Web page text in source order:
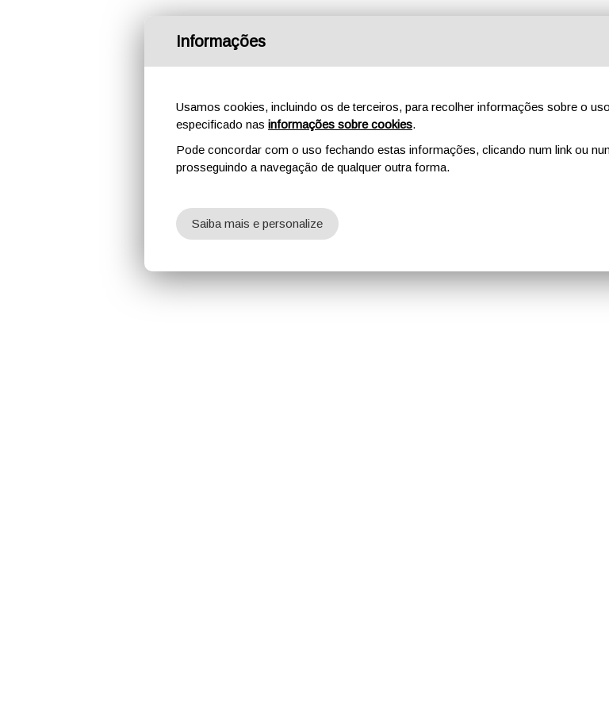
Informações
Usamos cookies, incluindo os de terceiros, para recolher informações sobre o
especificado nas informações sobre cookies.
Pode concordar com o uso fechando estas informações, clicando num link ou
prosseguindo a navegação de qualquer outra forma.
Saiba mais e personalize